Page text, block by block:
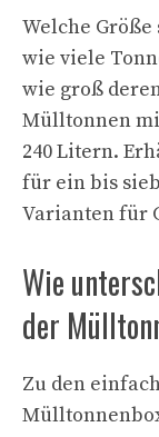
Welche
wie viele
wie groß
Mülltonnen
240 Litern.
für ein bis
Varianten für
Wie
der
Zu den